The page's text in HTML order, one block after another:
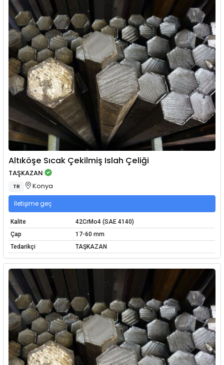
Altıköşe Sıcak Çekilmiş Islah Çeliği
TAŞKAZAN
TR Konya
İletişime geç
Kalite
42CrMo4 (SAE 4140)
Çap
17-60 mm
Tedarikçi
TAŞKAZAN